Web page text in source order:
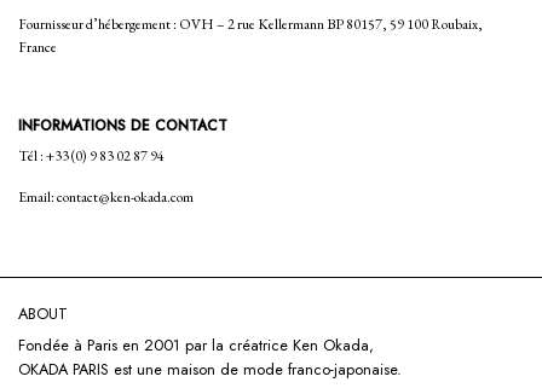
Fournisseur d’hébergement : OVH – 2 rue Kellermann BP 80157, 59 100 Roubaix,
France
INFORMATIONS DE CONTACT
Tél : +33 (0) 9 83 02 87 94
Email: contact@ken-okada.com
ABOUT
Fondée à Paris en 2001 par la créatrice Ken Okada,
OKADA PARIS est une maison de mode franco-japonaise.